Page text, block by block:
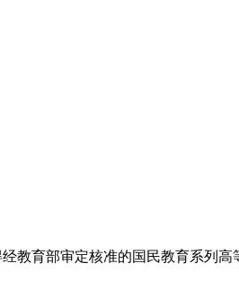
教育部审定核准的国民教育系列